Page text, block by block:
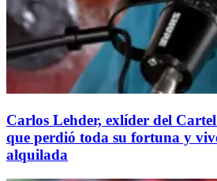
Carlos Lehder, exlíder del
que perdió toda su fortuna y
alquilada